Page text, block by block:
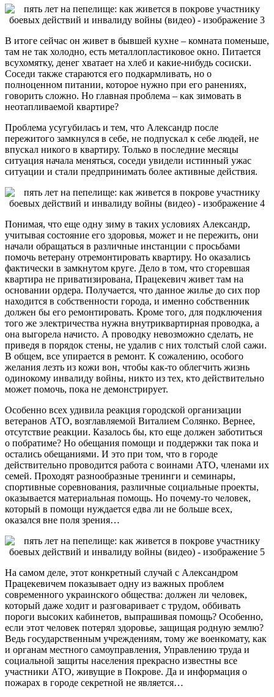
В итоге сейчас он живет в бывшей кухне – комната поменьше,
там не так холодно, есть металлопластиковое окно. Питается
всухомятку, денег хватает на хлеб и какие-нибудь сосиски.
Соседи также стараются его подкармливать, но о
полноценном питании, которое нужно при его ранениях,
говорить сложно. Но главная проблема – как зимовать в
неотапливаемой квартире?
Проблема усугубилась и тем, что Александр после
пережитого замкнулся в себе, не подпускал к себе людей, не
впускал никого в квартиру. Только в последние месяцы
ситуация начала меняться, соседи увидели истинный ужас
ситуации и стали предпринимать более активные действия.
Понимая, что еще одну зиму в таких условиях Александр,
учитывая состояние его здоровья, может и не пережить, они
начали обращаться в различные инстанции с просьбами
помочь ветерану отремонтировать квартиру. Но оказались
фактически в замкнутом круге. Дело в том, что сгоревшая
квартира не приватизирована, Працекевич живет там на
основании ордера. Получается, что данное жилье до сих пор
находится в собственности города, и именно собственник
должен бы его ремонтировать. Кроме того, для подключения
того же электричества нужна внутриквартирная проводка, а
она выгорела начисто. А проводку невозможно сделать, не
приведя в порядок стены, не удалив с них толстый слой сажи.
В общем, все упирается в ремонт. К сожалению, особого
желания лезть из кожи вон, чтобы как-то облегчить жизнь
одинокому инвалиду войны, никто из тех, кто действительно
может помочь, пока не демонстрирует.
Особенно всех удивила реакция городской организации
ветеранов АТО, возглавляемой Виталием Солянко. Вернее,
отсутствие реакции. Казалось бы, кто еще должен заботиться
о побратиме? Но обещания помощи и поддержки так пока и
остались обещаниями. И это при том, что в городе
действительно проводится работа с воинами АТО, членами их
семей. Проходят разнообразные тренинги и семинары,
спортивные соревнования, различные социальные проекты,
оказывается материальная помощь. Но почему-то человек,
который в помощи нуждается едва ли не больше всех,
оказался вне поля зрения…
На самом деле, этот конкретный случай с Александром
Працекевичем показывает одну из важных проблем
современного украинского общества: должен ли человек,
который даже ходит и разговаривает с трудом, оббивать
пороги высоких кабинетов, выпрашивая помощь? Особенно,
если этот человек потерял здоровье, защищая родную землю?
Ведь государственным учреждениям, тому же военкомату, как
и органам местного самоуправления, Управлению труда и
социальной защиты населения прекрасно известны все
участники АТО, живущие в Покрове. Да и информация о
пожарах в городе секретной не является…